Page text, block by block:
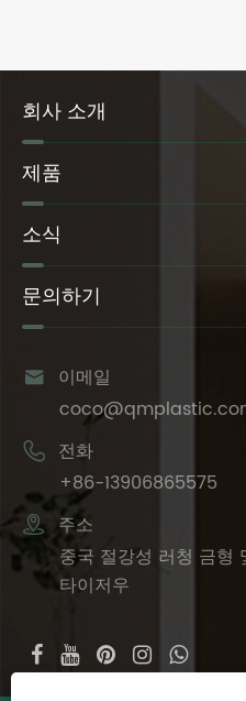
회사 소개
제품
소식
문의하기
 이메일
 전화
+86-13906865575
 주소
중국 절강성 러청 금형
타이저우